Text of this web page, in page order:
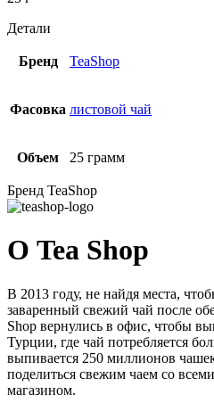
Детали
Бренд TeaShop
Фасовка листовой чай
Объем 25 грамм
Бренд TeaShop
О Tea Shop
В 2013 году, не найдя места,
заваренный свежий чай после
Shop вернулись в офис, чтобы
Турции, где чай потребляется
выпивается 250 миллионов
поделиться свежим чаем со
магазином.